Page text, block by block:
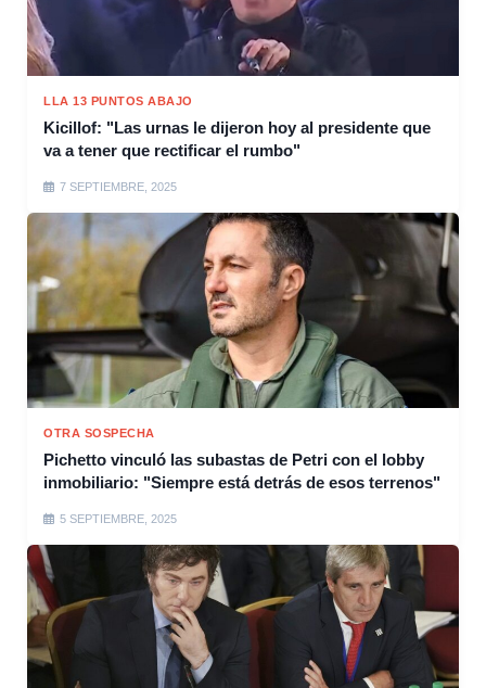
LLA 13 PUNTOS ABAJO
Kicillof: "Las urnas le dijeron hoy al presidente que
va a tener que rectificar el rumbo"
7 SEPTIEMBRE, 2025
OTRA SOSPECHA
Pichetto vinculó las subastas de Petri con el lobby
inmobiliario: "Siempre está detrás de esos terrenos"
5 SEPTIEMBRE, 2025